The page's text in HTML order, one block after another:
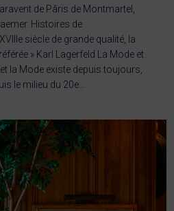
de Pâris de Montmartel,
Histoires de
siècle de grande qualité, la
» Karl Lagerfeld La Mode et
et la Mode existe depuis toujours,
le milieu du 20e…